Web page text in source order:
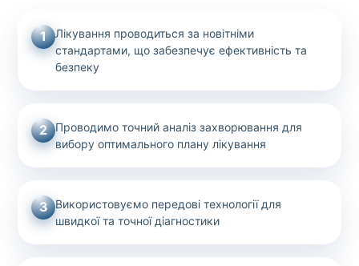
1
Лікування проводиться за новітніми
стандартами, що забезпечує ефективність та
безпеку
2
Проводимо точний аналіз захворювання для
вибору оптимального плану лікування
3 Використовуємо передові технології для
швидкої та точної діагностики